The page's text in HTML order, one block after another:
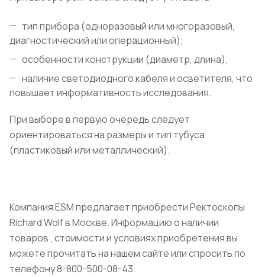
тип прибора (одноразовый или многоразовый,
диагностический или операционный);
особенности конструкции (диаметр, длина);
наличие светодиодного кабеля и осветителя, что
повышает информативность исследования.
При выборе в первую очередь следует
ориентироваться на размеры и тип тубуса
(пластиковый или металлический).
Компания ESM предлагает приобрести Ректоскопы
Richard Wolf в Москве. Информацию о наличии
товаров , стоимости и условиях приобретения вы
можете прочитать на нашем сайте или спросить по
телефону 8-800-500-08-43.